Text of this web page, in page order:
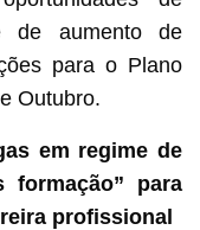
de aumento de
para o Plano
Outubro.
em regime de
formação” para
profissional